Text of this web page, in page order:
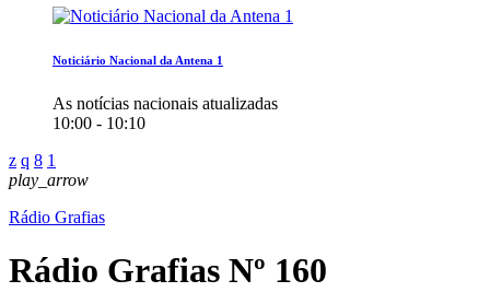
Noticiário Nacional da Antena 1
As notícias nacionais atualizadas
10:00 - 10:10
play_arrow
Rádio Grafias
Rádio Grafias Nº 160